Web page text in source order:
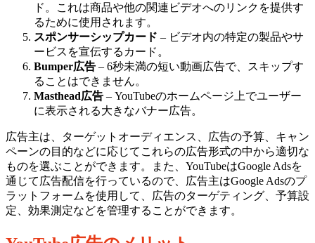
ド。これは商品や他の関連ビデオへのリンクを提供す
るために使用されます。
スポンサーシップカード – ビデオ内の特定の製品やサ
ービスを宣伝するカード。
Bumper広告 – 6秒未満の短い動画広告で、スキップす
ることはできません。
Masthead広告 – YouTubeのホームページ上でユーザー
に表示される大きなバナー広告。
広告主は、ターゲットオーディエンス、広告の予算、キャン
ペーンの目的などに応じてこれらの広告形式の中から適切な
ものを選ぶことができます。また、YouTubeはGoogle Adsを
通じて広告配信を行っているので、広告主はGoogle Adsのプ
ラットフォームを使用して、広告のターゲティング、予算設
定、効果測定などを管理することができます。